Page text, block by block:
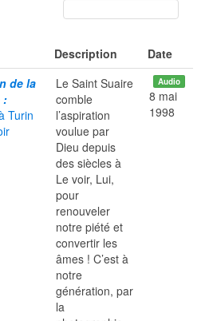
Description
Date
de la
:
Turin
Le Saint Suaire
comble
l’aspiration
voulue par
Dieu depuis
des siècles à
Le voir, Lui,
pour
renouveler
notre piété et
convertir les
âmes ! C’est à
notre
génération, par
la
Audio
8 mai
1998